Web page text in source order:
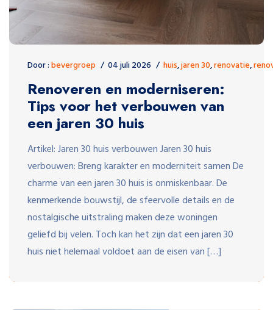
Door :bevergroep 04 juli 2026 huis,jaren 30,renovatie,
Renoveren en moderniseren:
Tips voor het verbouwen van
een jaren 30 huis
Artikel: Jaren 30 huis verbouwen Jaren 30 huis
verbouwen: Breng karakter en moderniteit samen De
charme van een jaren 30 huis is onmiskenbaar. De
kenmerkende bouwstijl, de sfeervolle details en de
nostalgische uitstraling maken deze woningen
geliefd bij velen. Toch kan het zijn dat een jaren 30
huis niet helemaal voldoet aan de eisen van […]